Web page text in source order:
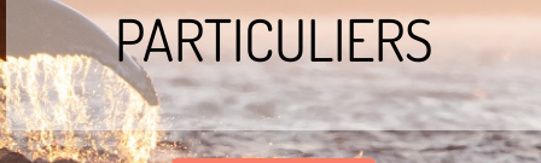
PARTICULIERS